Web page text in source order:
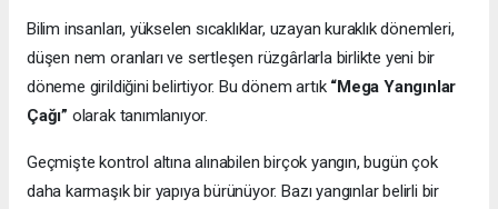
Bilim insanları, yükselen sıcaklıklar, uzayan kuraklık dönemleri,
düşen nem oranları ve sertleşen rüzgârlarla birlikte yeni bir
döneme girildiğini belirtiyor. Bu dönem artık “Mega Yangınlar
Çağı” olarak tanımlanıyor.
Geçmişte kontrol altına alınabilen birçok yangın, bugün çok
daha karmaşık bir yapıya bürünüyor. Bazı yangınlar belirli bir